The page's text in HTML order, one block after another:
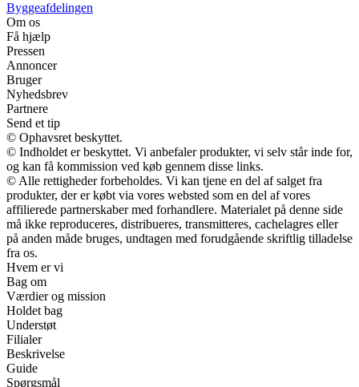
Byggeafdelingen
Om os
Få hjælp
Pressen
Annoncer
Bruger
Nyhedsbrev
Partnere
Send et tip
© Ophavsret beskyttet.
© Indholdet er beskyttet. Vi anbefaler produkter, vi selv står inde for,
og kan få kommission ved køb gennem disse links.
© Alle rettigheder forbeholdes. Vi kan tjene en del af salget fra
produkter, der er købt via vores websted som en del af vores
affilierede partnerskaber med forhandlere. Materialet på denne side
må ikke reproduceres, distribueres, transmitteres, cachelagres eller
på anden måde bruges, undtagen med forudgående skriftlig tilladelse
fra os.
Hvem er vi
Bag om
Værdier og mission
Holdet bag
Understøt
Filialer
Beskrivelse
Guide
Spørgsmål